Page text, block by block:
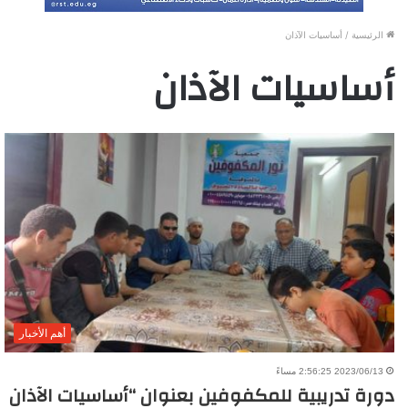
الرئيسية / أساسيات الآذان
أساسيات الآذان
أهم الأخبار
2023/06/13 2:56:25 مساءً
دورة تدريبية للمكفوفين بعنوان “أساسيات الآذان